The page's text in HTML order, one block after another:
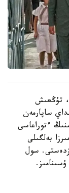
تۇڭعىش
ساپارمەن
ءتوراعاسى
بەلگىلى
سول
ۇسىنامىز.